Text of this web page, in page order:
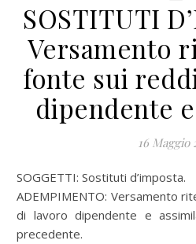
SOSTITUTI
Versamento
fonte sui
dipendente
16 Maggio
SOGGETTI: Sostituti d’imposta.
ADEMPIMENTO: Versamento
di lavoro dipendente e
precedente.